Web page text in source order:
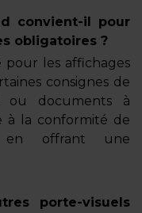
convient-il pour
obligatoires ?
les affichages
consignes de
ou documents à
à la conformité de
en offrant une
porte-visuels